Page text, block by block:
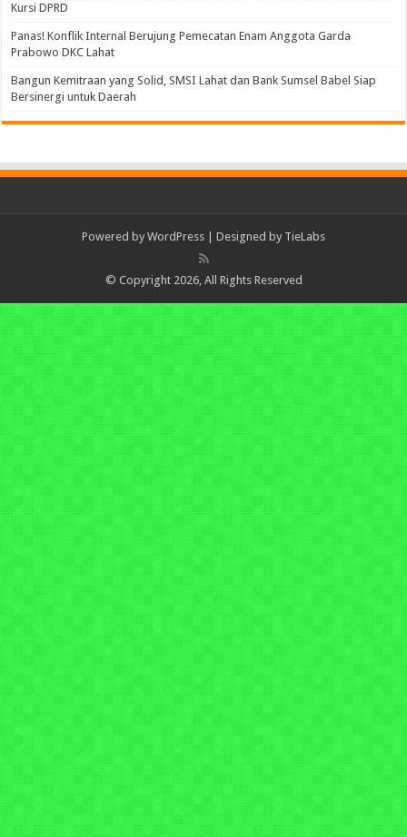
Kursi DPRD
Panas! Konflik Internal Berujung Pemecatan Enam Anggota Garda
Prabowo DKC Lahat
Bangun Kemitraan yang Solid, SMSI Lahat dan Bank Sumsel Babel Siap
Bersinergi untuk Daerah
Powered by WordPress | Designed by TieLabs
© Copyright 2026, All Rights Reserved